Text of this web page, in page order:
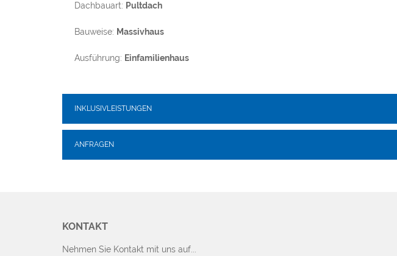
Dachbauart: Pultdach
Bauweise: Massivhaus
Ausführung: Einfamilienhaus
INKLUSIVLEISTUNGEN
ANFRAGEN
KONTAKT
Nehmen Sie Kontakt mit uns auf...